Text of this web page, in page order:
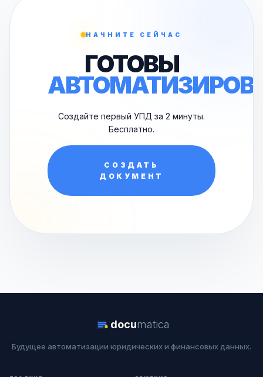
НАЧНИТЕ СЕЙЧАС
ГОТОВЫ
Создайте первый УПД за 2 минуты.
Бесплатно.
СОЗДАТЬ
ДОКУМЕНТ
documatica
Будущее автоматизации юридических и финансовых данных.